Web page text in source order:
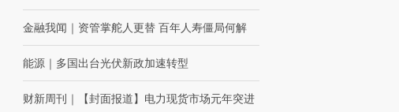
金融我闻 ｜ 资管掌舵人更替 百年人寿僵局何解
能源 ｜ 多国出台光伏新政加速转型
财新周刊 ｜ 【封面报道】电力现货市场元年突进